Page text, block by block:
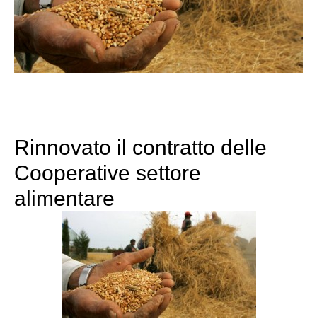
Rinnovato il contratto delle
Cooperative settore
alimentare